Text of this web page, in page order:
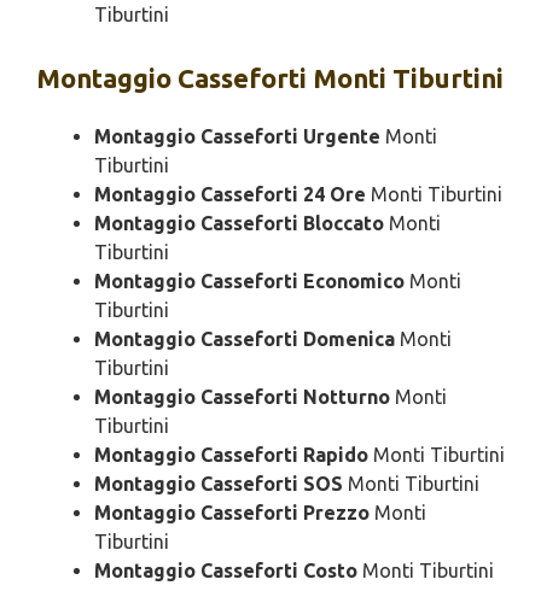
Tiburtini
Montaggio Casseforti Monti Tiburtini
Montaggio Casseforti Urgente Monti
Tiburtini
Montaggio Casseforti 24 Ore Monti Tiburtini
Montaggio Casseforti Bloccato Monti
Tiburtini
Montaggio Casseforti Economico Monti
Tiburtini
Montaggio Casseforti Domenica Monti
Tiburtini
Montaggio Casseforti Notturno Monti
Tiburtini
Montaggio Casseforti Rapido Monti Tiburtini
Montaggio Casseforti SOS Monti Tiburtini
Montaggio Casseforti Prezzo Monti
Tiburtini
Montaggio Casseforti Costo Monti Tiburtini